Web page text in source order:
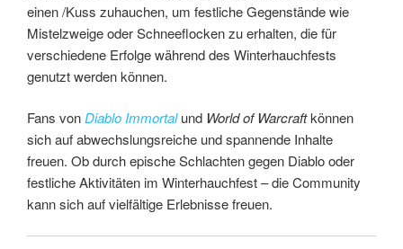
einen /Kuss zuhauchen, um festliche Gegenstände wie
Mistelzweige oder Schneeflocken zu erhalten, die für
verschiedene Erfolge während des Winterhauchfests
genutzt werden können.
Fans vonDiablo Immortalund World of Warcraftkönnen
sich auf abwechslungsreiche und spannende Inhalte
freuen. Ob durch epische Schlachten gegen Diablo oder
festliche Aktivitäten im Winterhauchfest – die Community
kann sich auf vielfältige Erlebnisse freuen.